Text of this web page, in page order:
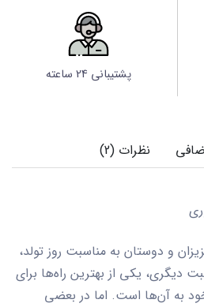
پشتیبانی 24 ساعته
نظرات (2)
و دوستان به مناسبت روز تولد،
دیگری، یکی از بهترین راه‌ها برای
به آن‌ها است. اما در بعضی